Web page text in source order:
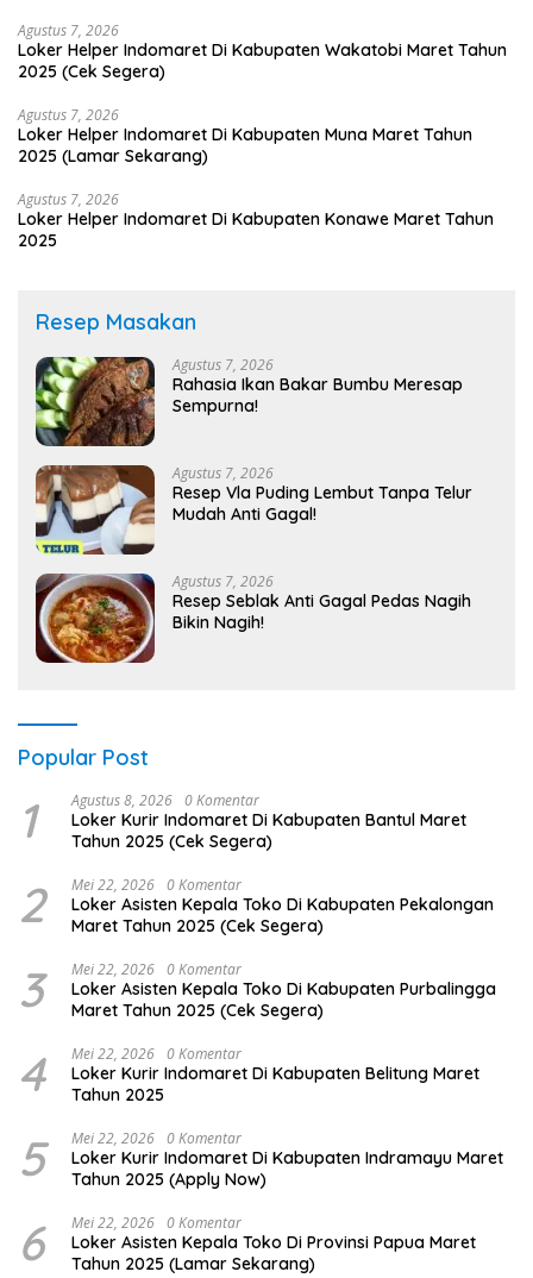
Agustus 7, 2026
Loker Helper Indomaret Di Kabupaten Wakatobi Maret Tahun
2025 (Cek Segera)
Agustus 7, 2026
Loker Helper Indomaret Di Kabupaten Muna Maret Tahun
2025 (Lamar Sekarang)
Agustus 7, 2026
Loker Helper Indomaret Di Kabupaten Konawe Maret Tahun
2025
Resep Masakan
Agustus 7, 2026
Rahasia Ikan Bakar Bumbu Meresap
Sempurna!
Agustus 7, 2026
Resep Vla Puding Lembut Tanpa Telur
Mudah Anti Gagal!
Agustus 7, 2026
Resep Seblak Anti Gagal Pedas Nagih
Bikin Nagih!
Popular Post
1 Agustus 8, 2026 0 Komentar
Loker Kurir Indomaret Di Kabupaten Bantul Maret
Tahun 2025 (Cek Segera)
2 Mei 22, 2026 0 Komentar
Loker Asisten Kepala Toko Di Kabupaten Pekalongan
Maret Tahun 2025 (Cek Segera)
3 Mei 22, 2026 0 Komentar
Loker Asisten Kepala Toko Di Kabupaten Purbalingga
Maret Tahun 2025 (Cek Segera)
4 Mei 22, 2026 0 Komentar
Loker Kurir Indomaret Di Kabupaten Belitung Maret
Tahun 2025
5 Mei 22, 2026 0 Komentar
Loker Kurir Indomaret Di Kabupaten Indramayu Maret
Tahun 2025 (Apply Now)
6 Mei 22, 2026 0 Komentar
Loker Asisten Kepala Toko Di Provinsi Papua Maret
Tahun 2025 (Lamar Sekarang)